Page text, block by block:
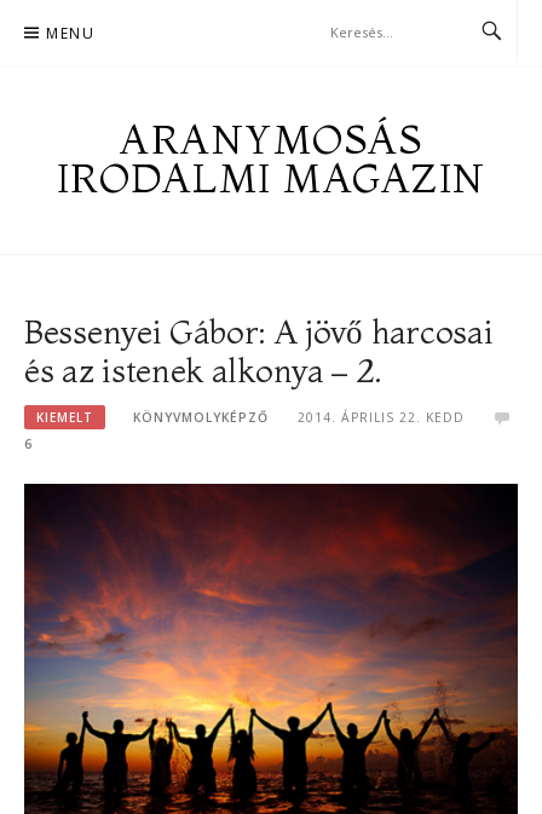
MENU
ARANYMOSÁS
IRODALMI MAGAZIN
Bessenyei Gábor: A jövő harcosai
és az istenek alkonya – 2.
KIEMELT KÖNYVMOLYKÉPZŐ
2014. ÁPRILIS 22. KEDD
6